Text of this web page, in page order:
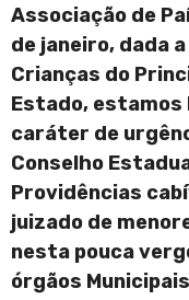
Associação de
de janeiro, dada
Crianças do
Estado, estamos
caráter de
Conselho
Providências
juizado de
nesta pouca
órgãos